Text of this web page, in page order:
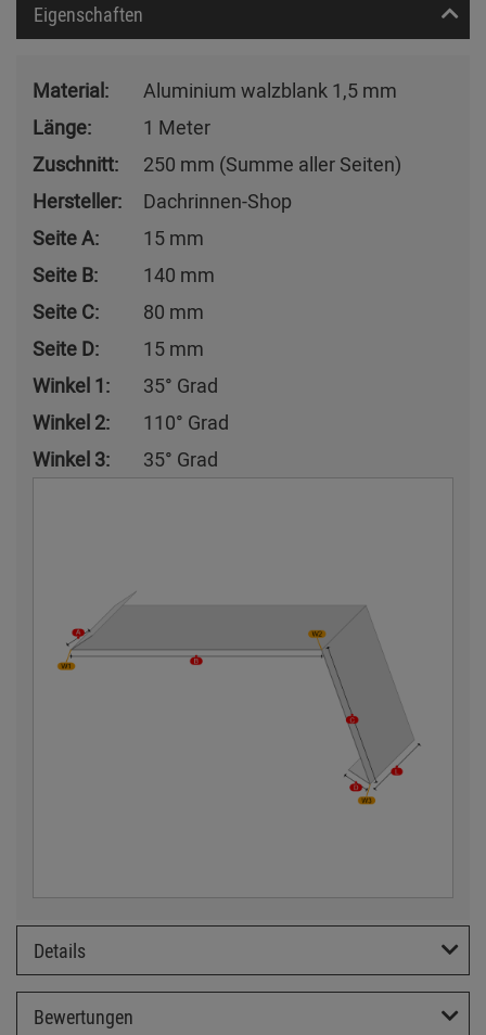
Eigenschaften
Material:
Aluminium walzblank 1,5 mm
Länge:
1 Meter
Zuschnitt:
250 mm (Summe aller Seiten)
Hersteller:
Dachrinnen-Shop
Seite A:
15 mm
Seite B:
140 mm
Seite C:
80 mm
Seite D:
15 mm
Winkel 1:
35° Grad
Winkel 2:
110° Grad
Winkel 3:
35° Grad
Details
Bewertungen